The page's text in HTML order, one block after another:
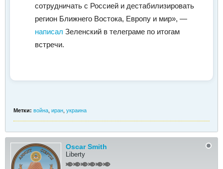
сотрудничать с Россией и дестабилизировать
регион Ближнего Востока, Европу и мир», —
написал Зеленский в телеграме по итогам
встречи.
Метки: война иран украина
Oscar Smith
Liberty